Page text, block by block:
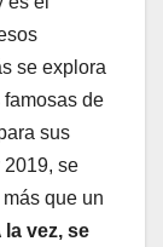
se explora
de
sus
2019, se
que un
la vez, se